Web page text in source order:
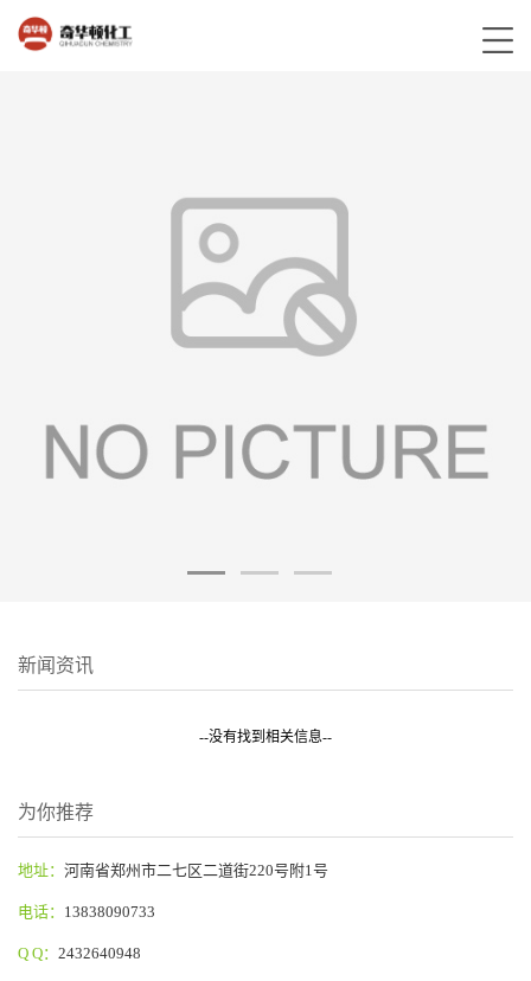
新闻资讯
--没有找到相关信息--
为你推荐
地址： 河南省郑州市二七区二道街220号附1号
电话： 13838090733
Q Q： 2432640948